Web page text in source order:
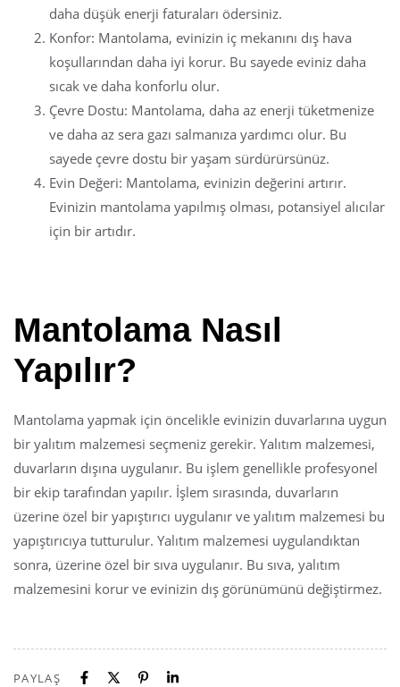
daha düşük enerji faturaları ödersiniz.
Konfor: Mantolama, evinizin iç mekanını dış hava
koşullarından daha iyi korur. Bu sayede eviniz daha
sıcak ve daha konforlu olur.
Çevre Dostu: Mantolama, daha az enerji tüketmenize
ve daha az sera gazı salmanıza yardımcı olur. Bu
sayede çevre dostu bir yaşam sürdürürsünüz.
Evin Değeri: Mantolama, evinizin değerini artırır.
Evinizin mantolama yapılmış olması, potansiyel alıcılar
için bir artıdır.
Mantolama Nasıl
Yapılır?
Mantolama yapmak için öncelikle evinizin duvarlarına uygun
bir yalıtım malzemesi seçmeniz gerekir. Yalıtım malzemesi,
duvarların dışına uygulanır. Bu işlem genellikle profesyonel
bir ekip tarafından yapılır. İşlem sırasında, duvarların
üzerine özel bir yapıştırıcı uygulanır ve yalıtım malzemesi bu
yapıştırıcıya tutturulur. Yalıtım malzemesi uygulandıktan
sonra, üzerine özel bir sıva uygulanır. Bu sıva, yalıtım
malzemesini korur ve evinizin dış görünümünü değiştirmez.
PAYLAŞ